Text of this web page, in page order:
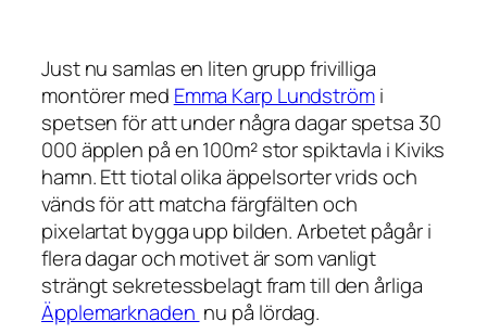
Just nu samlas en liten grupp frivilliga
montörer med Emma Karp Lundströmi
spetsen för att under några dagar spetsa 30
000 äpplen på en 100m² stor spiktavla i Kiviks
hamn. Ett tiotal olika äppelsorter vrids och
vänds för att matcha färgfälten och
pixelartat bygga upp bilden. Arbetet pågår i
flera dagar och motivet är som vanligt
strängt sekretessbelagt fram till den årliga
Äpplemarknaden nu på lördag.